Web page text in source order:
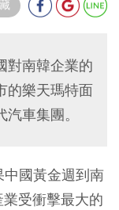
對南韓企業的
的樂天瑪特面
車集團。
國黃金週到南
受衝擊最大的